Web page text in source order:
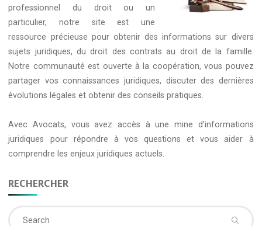
professionnel du droit ou un
particulier, notre site est une
ressource précieuse pour obtenir des informations sur divers
sujets juridiques, du droit des contrats au droit de la famille.
Notre communauté est ouverte à la coopération, vous pouvez
partager vos connaissances juridiques, discuter des dernières
évolutions légales et obtenir des conseils pratiques.
AvecAvocats, vous avez accès à une mine d’informations
juridiques pour répondre à vos questions et vous aider à
comprendre les enjeux juridiques actuels.
RECHERCHER